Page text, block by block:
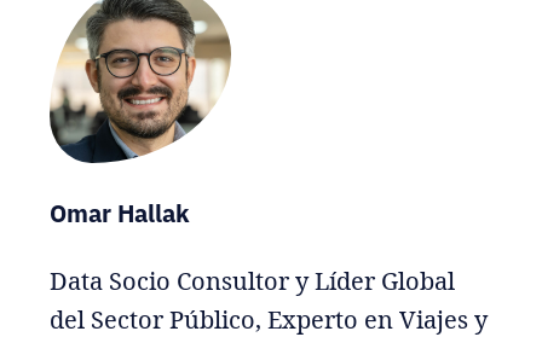
Omar Hallak
Data Socio Consultor y Líder Global
del Sector Público, Experto en Viajes y